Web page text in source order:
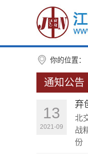
你的位置：
通知公告
13
2021-09
弃
精
北
战
份